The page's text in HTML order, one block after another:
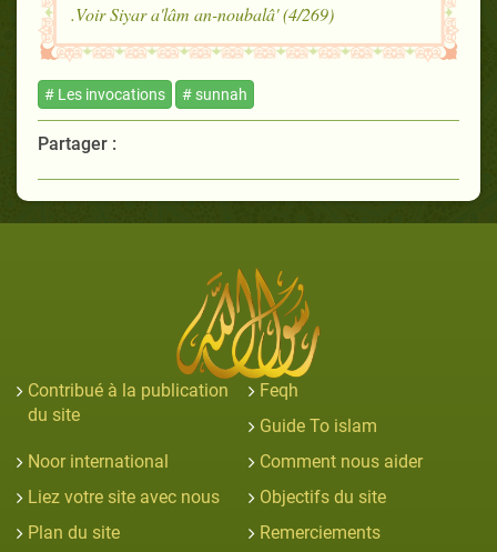
Voir Siyar a'lâm an-noubalâ' (4/269).
# Les invocations # sunnah
Partager :
Contribué à la publication
du site
Feqh
Guide To islam
Noor international
Comment nous aider
Liez votre site avec nous
Objectifs du site
Plan du site
Remerciements